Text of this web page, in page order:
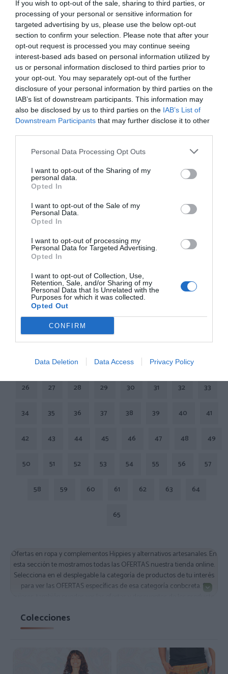
If you wish to opt-out of the sale, sharing to third parties, or
processing of your personal or sensitive information for
targeted advertising by us, please use the below opt-out
section to confirm your selection. Please note that after your
opt-out request is processed you may continue seeing
interest-based ads based on personal information utilized by
us or personal information disclosed to third parties prior to
your opt-out. You may separately opt-out of the further
disclosure of your personal information by third parties on the
IAB’s list of downstream participants. This information may
also be disclosed by us to third parties on the IAB’s List of
Downstream Participants that may further disclose it to other
Personal Data Processing Opt Outs
I want to opt-out of the Sharing of my
personal data.
Opted In
I want to opt-out of the Sale of my
Personal Data.
Opted In
I want to opt-out of processing my
Personal Data for Targeted Advertising.
Opted In
I want to opt-out of Collection, Use,
Retention, Sale, and/or Sharing of my
Personal Data that Is Unrelated with the
Purposes for which it was collected.
Opted Out
CONFIRM
Data Deletion Data Access Privacy Policy
-20%
Pantalón Campana Con
Movimiento Y Un Toque
Especial
17,
[PAEV62 ]
Ver producto
-40%
Pantalón Tipo Harem
Unisex Con Tiro...
Ver producto
2 3
10 11 12 13
19 20 21 22 23 24
26 27 28 29 30 31 32 33
34 35 36 37 38 39 40 41
42 43 44 45 46 47 48 49
50 51 52 53 54 55 56 57
58 59 60 61 62 63 64
65
Ofertas en ropa y complementos Hippies y alternativos artesanales. En
esta sección te mostramos todas las OFERTAS nuestra tienda online.
Selecciona en el desplegable la categoría de productos de tu interés
para ver las OFERTAS específicas de esa categoría conbcreta. Si
Ordenar por Oferta mediante el desplegable que verás en la Barra
gris que verás al lado del nombre de la categoría.
Colecciones